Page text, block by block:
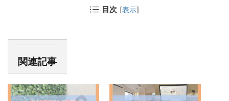
目次 [表示]
関連記事